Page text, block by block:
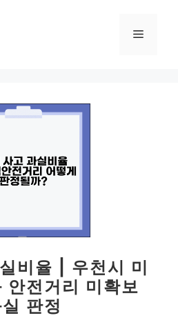
메
비율 | 우천시 미
안전거리 미확보
판정